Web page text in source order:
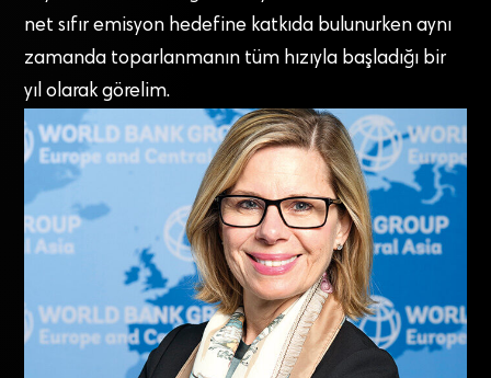
net sıfır emisyon hedefine katkıda bulunurken aynı
zamanda toparlanmanın tüm hızıyla başladığı bir
yıl olarak görelim.